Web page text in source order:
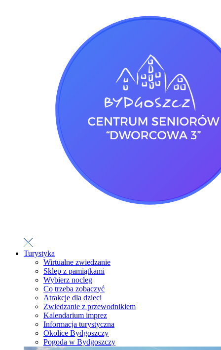
Turystyka
Wirtualne zwiedzanie
Sklep z pamiątkami
Wybierz nocleg
Co trzeba zobaczyć
Atrakcje dla dzieci
Zwiedzanie z przewodnikiem
Kalendarium imprez
Informacja turystyczna
Okolice Bydgoszczy
Pogoda w Bydgoszczy